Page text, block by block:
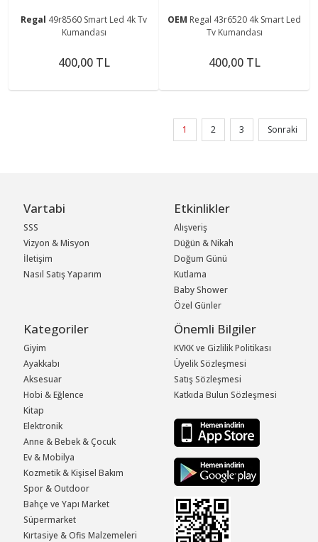
Regal 49r8560 Smart Led 4k Tv
Kumandası
400,00 TL
OEM Regal 43r6520 4k Smart Led
Tv Kumandası
400,00 TL
1 2 3 Sonraki
Vartabi
SSS
Vizyon & Misyon
İletişim
Nasıl Satış Yaparım
Etkinlikler
Alışveriş
Düğün & Nikah
Doğum Günü
Kutlama
Baby Shower
Özel Günler
Kategoriler
Giyim
Ayakkabı
Aksesuar
Hobi & Eğlence
Kitap
Elektronik
Anne & Bebek & Çocuk
Ev & Mobilya
Kozmetik & Kişisel Bakım
Spor & Outdoor
Bahçe ve Yapı Market
Süpermarket
Kırtasiye & Ofis Malzemeleri
Önemli Bilgiler
KVKK ve Gizlilik Politikası
Üyelik Sözleşmesi
Satış Sözleşmesi
Katkıda Bulun Sözleşmesi